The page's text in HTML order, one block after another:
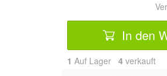
In den
1 Auf Lager 4 verkauft